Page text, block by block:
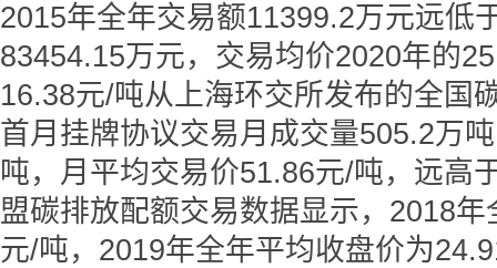
2015年全年交易额11399.2万元远低
83454.15万元，交易均价2020年的
16.38元/吨从上海环交所发布的全国
首月挂牌协议交易月成交量505.2万
吨，月平均交易价51.86元/吨，远高
盟碳排放配额交易数据显示，2018
元/吨，2019年全年平均收盘价为